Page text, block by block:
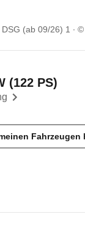
(ab 09/26) 1 ©
(122 PS)
Fahrzeugen